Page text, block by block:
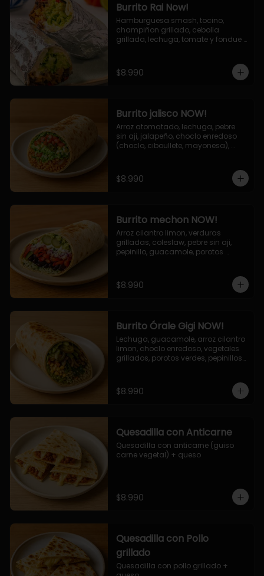
Burrito Rai Now!
Hamburguesa smash, tocino,
champiñon grillado, cebolla
grillada, lechuga, tomate y fondue
$8.990
Burrito jalisco NOW!
Arroz atomatado, lechuga, pebre
sin aji, jalapeño, choclo enredoso
(choclo, ciboullete, mayonesa),
$8.990
Burrito mechon NOW!
Arroz cilantro limon, verduras
grilladas, coleslaw, pebre sin aji,
pepinillo, guacamole, porotos
$8.990
Burrito Órale Gigi NOW!
Lechuga, guacamole, arroz cilantro
limon, choclo enredoso, vegetales
grillados, porotos verdes, pepinillos
$8.990
Quesadilla con Anticarne
Quesadilla con anticarne (guiso
carne vegetal) + queso
$8.990
Quesadilla con Pollo
grillado
Quesadilla con pollo grillado +